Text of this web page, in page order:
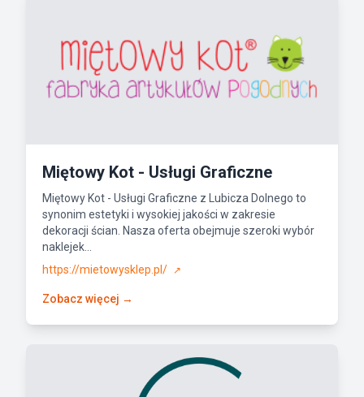
Miętowy Kot - Usługi Graficzne
Miętowy Kot - Usługi Graficzne z Lubicza Dolnego to
synonim estetyki i wysokiej jakości w zakresie
dekoracji ścian. Nasza oferta obejmuje szeroki wybór
naklejek...
https://mietowysklep.pl/
↗
Zobacz więcej →